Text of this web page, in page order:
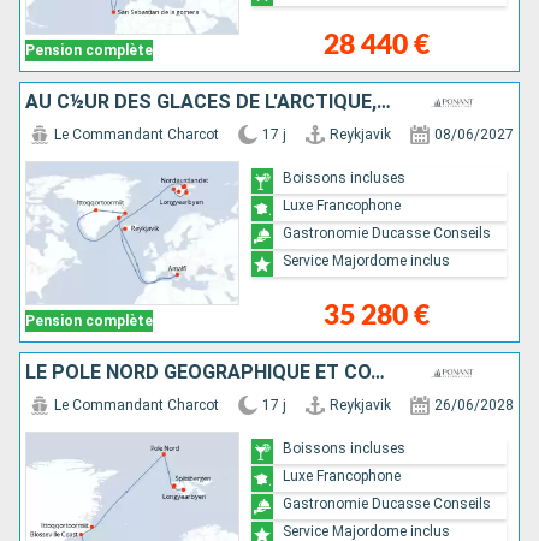
Pension complète 28 440 €
AU C½UR DES GLACES DE L'ARCTIQUE, DU GROENLAND AU SVALBARD
Pension complète
Le Commandant Charcot 17 j Reykjavik 08/06/2027
35 280 €
Boissons incluses
Luxe Francophone
Gastronomie Ducasse Conseils
Service Majordome inclus
LE PÔLE NORD GÉOGRAPHIQUE ET CÔTE EST DU GROENLAND
Le Commandant Charcot 17 j Reykjavik 26/06/2028
Boissons incluses
Luxe Francophone
Gastronomie Ducasse Conseils
Service Majordome inclus